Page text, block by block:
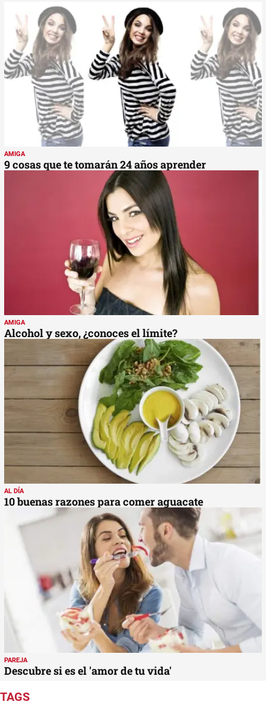
AMIGA
9 cosas que te tomarán 24 años aprender
AMIGA
Alcohol y sexo, ¿conoces el límite?
AL DÍA
10 buenas razones para comer aguacate
PAREJA
Descubre si es el 'amor de tu vida'